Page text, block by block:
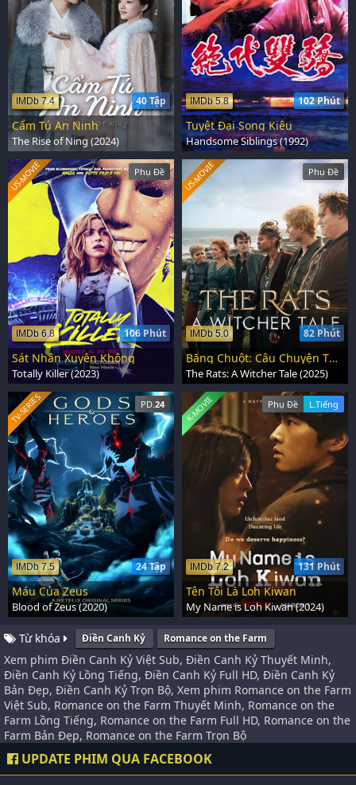
40 Tập
IMDb 7.4
Cẩm Tú An Ninh
The Rise of Ning (2024)
102 Phút
IMDb 5.8
Tuyệt Đại Song Kiêu
Handsome Siblings (1992)
Phụ Đề
106 Phút
IMDb 6.8
US-MOVIE
Sát Nhân Xuyên Không
Totally Killer (2023)
Phụ Đề
82 Phút
IMDb 5.0
US-MOVIE
Băng Chuột: Câu Chuyện Thợ Săn Quái Vật
The Rats: A Witcher Tale (2025)
PD.24
24 Tập
IMDb 7.5
TV-SERIES
Máu Của Zeus
Blood of Zeus (2020)
Phụ Đề L.Tiếng
131 Phút
IMDb 7.2
K-MOVIE
Tên Tôi Là Loh Kiwan
My Name is Loh Kiwan (2024)
Từ khóa Điền Canh Kỷ Romance on the Farm
Xem phim Điền Canh Kỷ Việt Sub, Điền Canh Kỷ Thuyết Minh,
Điền Canh Kỷ Lồng Tiếng, Điền Canh Kỷ Full HD, Điền Canh Kỷ
Bản Đẹp, Điền Canh Kỷ Trọn Bộ, Xem phim Romance on the Farm
Việt Sub, Romance on the Farm Thuyết Minh, Romance on the
Farm Lồng Tiếng, Romance on the Farm Full HD, Romance on the
Farm Bản Đẹp, Romance on the Farm Trọn Bộ
UPDATE PHIM QUA FACEBOOK